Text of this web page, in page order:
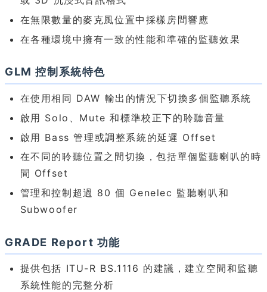
在無限數量的麥克風位置中採樣房間響應
在各種環境中擁有一致的性能和準確的監聽效果
GLM 控制系統特色
在使用相同 DAW 輸出的情況下切換多個監聽系統
啟用 Solo、Mute 和標準校正下的聆聽音量
啟用 Bass 管理或調整系統的延遲 Offset
在不同的聆聽位置之間切換，包括單個監聽喇叭的時
間 Offset
管理和控制超過 80 個 Genelec 監聽喇叭和
Subwoofer
GRADE Report 功能
提供包括 ITU-R BS.1116 的建議，建立空間和監聽
系統性能的完整分析